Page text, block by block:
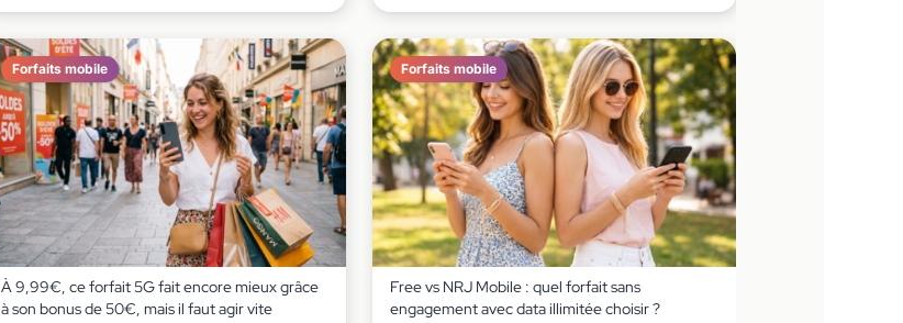
Forfaits mobile
À 9,99€, ce forfait 5G fait encore mieux grâce
à son bonus de 50€, mais il faut agir vite
Forfaits mobile
Free vs NRJ Mobile : quel forfait sans
engagement avec data illimitée choisir ?